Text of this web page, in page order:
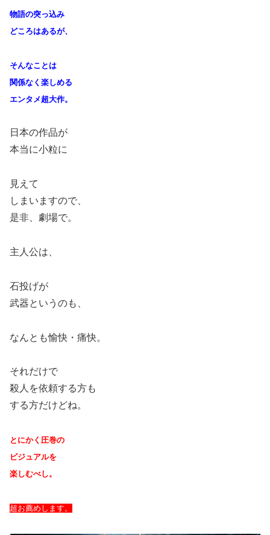
物語の突っ込み
どころはあるが、
そんなこ とは
関係なく楽しめる
エンタメ超大作。
日本の作品が
本当に小粒に
見えて
しまいますので、
是非、劇場で。
主人公は、
石投げが
武器というのも、
なんとも愉快・痛快。
それだけで
殺人を依頼する方も
する方だけどね。
とにかく圧巻の
ビジュアルを
楽しむべし。
超お薦めします。